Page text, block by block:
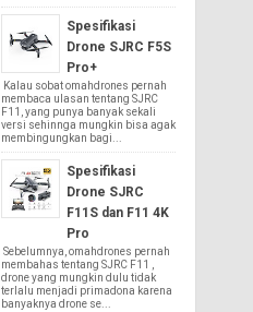
Spesifikasi
Drone SJRC F5S
Pro+
Kalau sobat omahdrones pernah
membaca ulasan tentang SJRC
F11, yang punya banyak sekali
versi sehinnga mungkin bisa agak
membingungkan bagi...
Spesifikasi
Drone SJRC
F11S dan F11 4K
Pro
Sebelumnya, omahdrones pernah
membahas tentang SJRC F11 ,
drone yang mungkin dulu tidak
terlalu menjadi primadona karena
banyaknya drone se...